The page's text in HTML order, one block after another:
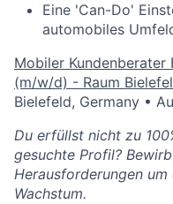
Eine 'Can-Do'
automobiles
Mobiler
(m/w/d) - Raum
Bielefeld, Germany •
Du erfüllst nicht zu
gesuchte Profil?
Herausforderungen
Wachstum.